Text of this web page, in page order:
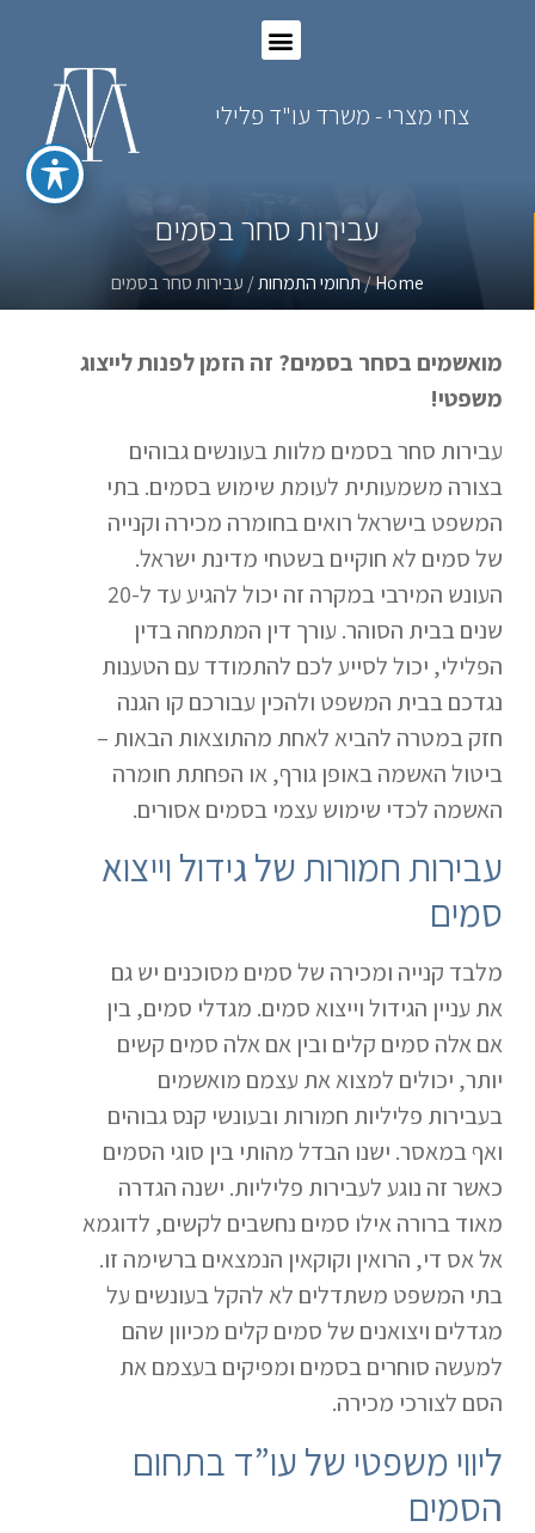
צחי מצרי - משרד עו"ד פלילי
עבירות סחר בסמים
Home
/תחומי התמחות/ עבירות סחר בסמים
מואשמים בסחר בסמים? זה הזמן לפנות לייצוג
משפטי!
עבירות סחר בסמים מלוות בעונשים גבוהים
בצורה משמעותית לעומת שימוש בסמים. בתי
המשפט בישראל רואים בחומרה מכירה וקנייה
של סמים לא חוקיים בשטחי מדינת ישראל.
העונש המירבי במקרה זה יכול להגיע עד ל-20
שנים בבית הסוהר. עורך דין המתמחה בדין
הפלילי, יכול לסייע לכם להתמודד עם הטענות
נגדכם בבית המשפט ולהכין עבורכם קו הגנה
חזק במטרה להביא לאחת מהתוצאות הבאות –
ביטול האשמה באופן גורף, או הפחתת חומרה
האשמה לכדי שימוש עצמי בסמים אסורים.
עבירות חמורות של גידול וייצוא
סמים
מלבד קנייה ומכירה של סמים מסוכנים יש גם
את עניין הגידול וייצוא סמים. מגדלי סמים, בין
אם אלה סמים קלים ובין אם אלה סמים קשים
יותר, יכולים למצוא את עצמם מואשמים
בעבירות פליליות חמורות ובעונשי קנס גבוהים
ואף במאסר. ישנו הבדל מהותי בין סוגי הסמים
כאשר זה נוגע לעבירות פליליות. ישנה הגדרה
מאוד ברורה אילו סמים נחשבים לקשים, לדוגמא
אל אס די, הרואין וקוקאין הנמצאים ברשימה זו.
בתי המשפט משתדלים לא להקל בעונשים על
מגדלים ויצואנים של סמים קלים מכיוון שהם
למעשה סוחרים בסמים ומפיקים בעצמם את
הסם לצורכי מכירה.
ליווי משפטי של עו”ד בתחום
הסמים